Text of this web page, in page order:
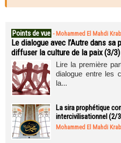
Points de vue - Mohammed El Mahdi
Le dialogue avec l’Autre dans sa
diffuser la culture de la paix (3/3)
Lire la première
dialogue entre les
la...
La sira prophétique
intercivilisationnel (2/
Mohammed El Mahdi